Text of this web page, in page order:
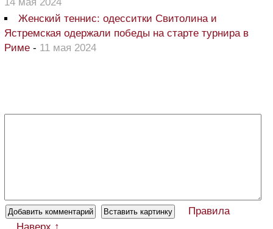
Женский теннис: одесситки Свитолина и
Ястремская одержали победы на старте турнира в
Риме - 11 мая 2024
Правила